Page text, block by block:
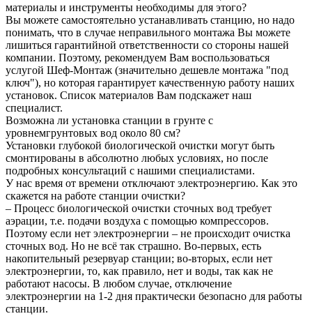
материалы и инструменты необходимы для этого?
Вы можете самостоятельно устанавливать станцию, но надо
понимать, что в случае неправильного монтажа Вы можете
лишиться гарантийной ответственности со стороны нашей
компании. Поэтому, рекомендуем Вам воспользоваться
услугой Шеф-Монтаж (значительно дешевле монтажа "под
ключ"), но которая гарантирует качественную работу наших
установок. Список материалов Вам подскажет наш
специалист.
Возможна ли установка станции в грунте с
уровнемгрунтовых вод около 80 см?
Установки глубокой биологической очистки могут быть
смонтированы в абсолютно любых условиях, но после
подробных консультаций с нашими специалистами.
У нас время от времени отключают электроэнергию. Как это
скажется на работе станции очистки?
– Процесс биологической очистки сточных вод требует
аэрации, т.е. подачи воздуха с помощью компрессоров.
Поэтому если нет электроэнергии – не происходит очистка
сточных вод. Но не всё так страшно. Во-первых, есть
накопительный резервуар станции; во-вторых, если нет
электроэнергии, то, как правило, нет и воды, так как не
работают насосы. В любом случае, отключение
электроэнергии на 1-2 дня практически безопасно для работы
станции.